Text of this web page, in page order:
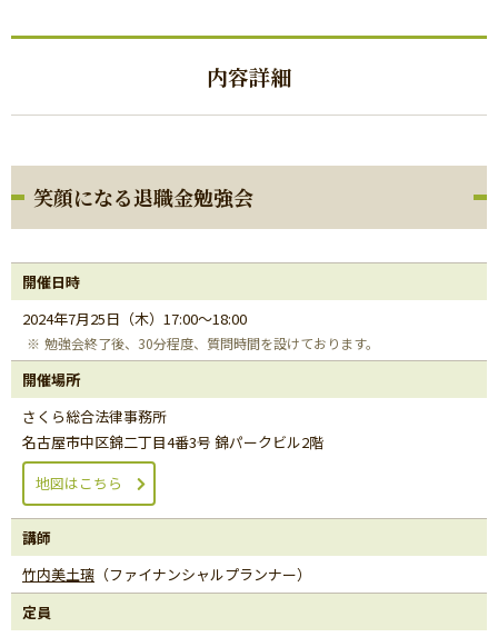
内容詳細
笑顔になる退職金勉強会
開催日時
2024年7月25日（木）17:00～18:00
勉強会終了後、30分程度、質問時間を設けております。
開催場所
さくら総合法律事務所
名古屋市中区錦二丁目4番3号 錦パークビル2階
地図はこちら
講師
竹内美土璃 （ファイナンシャルプランナー）
定員